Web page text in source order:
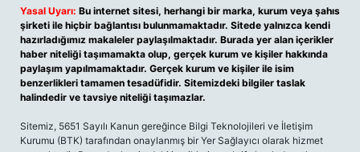
Yasal Uyarı: Bu internet sitesi, herhangi bir marka, kurum veya şahıs
şirketi ile hiçbir bağlantısı bulunmamaktadır. Sitede yalnızca kendi
hazırladığımız makaleler paylaşılmaktadır. Burada yer alan içerikler
haber niteliği taşımamakta olup, gerçek kurum ve kişiler hakkında
paylaşım yapılmamaktadır. Gerçek kurum ve kişiler ile isim
benzerlikleri tamamen tesadüfidir. Sitemizdeki bilgiler taslak
halindedir ve tavsiye niteliği taşımazlar.
Sitemiz, 5651 Sayılı Kanun gereğince Bilgi Teknolojileri ve İletişim
Kurumu (BTK) tarafından onaylanmış bir Yer Sağlayıcı olarak hizmet